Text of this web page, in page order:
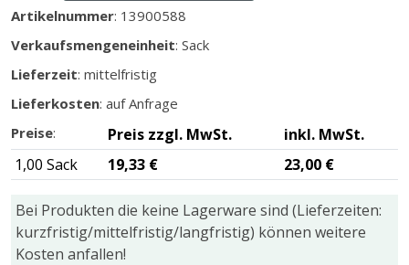
Artikelnummer: 13900588
Verkaufsmengeneinheit: Sack
Lieferzeit: mittelfristig
Lieferkosten: auf Anfrage
Preise: Preis zzgl. MwSt.
inkl. MwSt.
1,00 Sack
19,33 € 23,00 €
Bei Produkten die keine Lagerware sind (Lieferzeiten:
kurzfristig/mittelfristig/langfristig) können weitere
Kosten anfallen!
TYPO3
Name:
fe_typo_user
Zweck:
Anwenders gesetzt. Es bietet dem Anwender
bessere Bedienerführung, z.B. bei den Formularen
und im Sortiment
Cookie Laufzeit:
Dieser Cookie wird beim Schließen des Browsers
gelöscht (Sitzungscookie)